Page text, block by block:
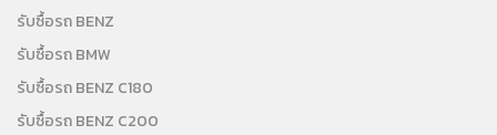
รับซื้อรถ BENZ
รับซื้อรถ BMW
รับซื้อรถ BENZ C180
รับซื้อรถ BENZ C200